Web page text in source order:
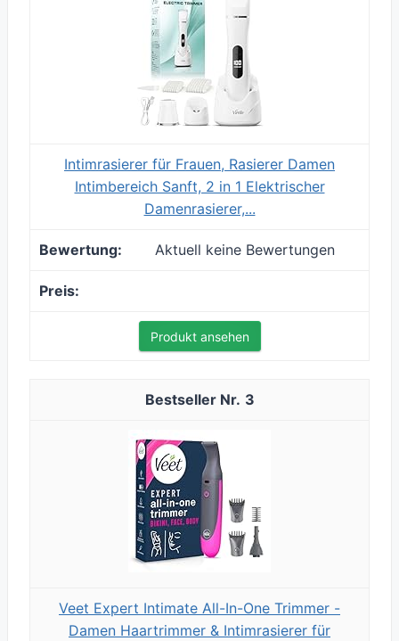
Intimrasierer für Frauen, Rasierer Damen
Intimbereich Sanft, 2 in 1 Elektrischer
Damenrasierer,...
Aktuell keine Bewertungen
Produkt ansehen
3
Veet Expert Intimate All-In-One Trimmer -
Damen Haartrimmer & Intimrasierer für